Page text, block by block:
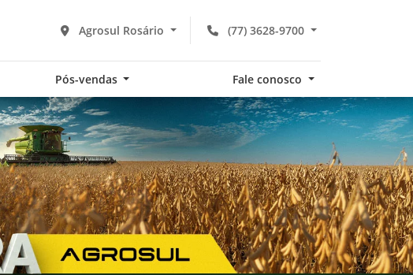
(77) 3628-9700
Agrosul Rosário
Pós-vendas Fale conosco